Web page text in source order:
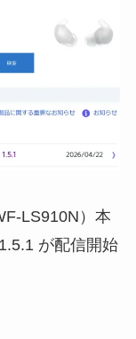
LS910N）本
が配信開始